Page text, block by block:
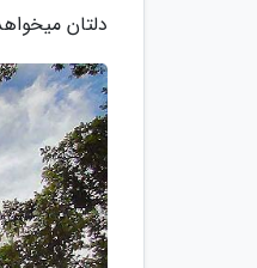
دلتان